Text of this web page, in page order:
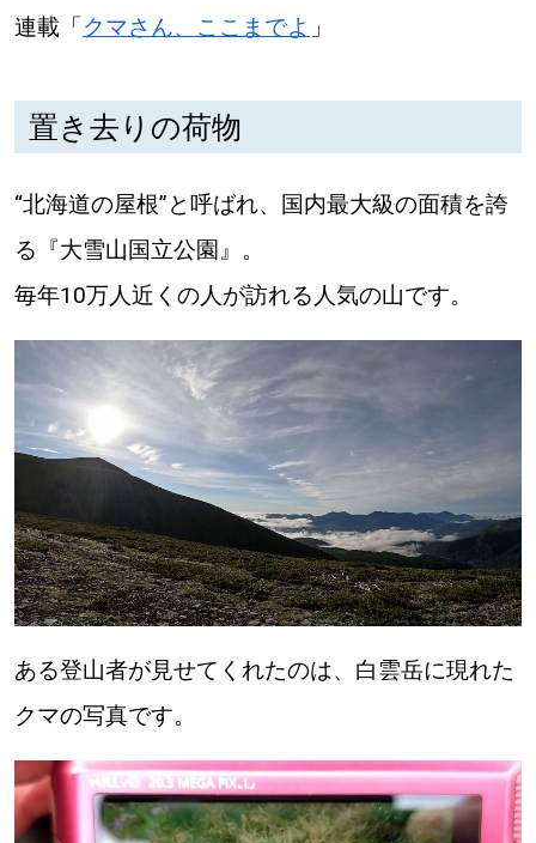
北海道で暮らす、あなたとつくる、
明日への”きっかけ”WEBマガジン
パートナーメディア
運営会社 広告掲載
情報提供・お問い合わせ 利用規約
【まったり楽しみたい】 札幌市
【道央のお気に入りを見つけたい】
【道北のお気に入りを見つけたい】
【道東のお気に入りを見つけたい】
連載「クマさん、ここまでよ 」
置き去りの荷物
“北海道の屋根”と呼ばれ、国内最大級の面積を誇
る『大雪山国立公園』。
毎年10万人近くの人が訪れる人気の山です。
ある登山者が見せてくれたのは、白雲岳に現れた
クマの写真です。